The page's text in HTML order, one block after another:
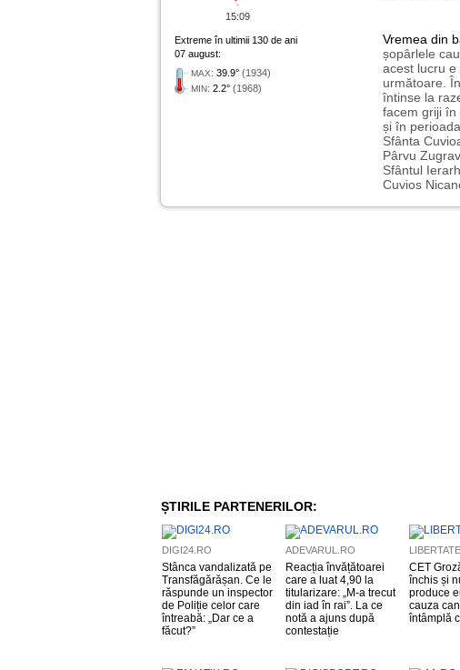
Extreme în ultimii 130 de ani
07 august:
MAX: 39.9° (1934)
MIN: 2.2° (1968)
Vremea din
șopârlele
acest lucru
următoare.
întinse la
facem griji în
și în
Sfânta
Pârvu
Sfântul
Cuvios
15:09
ȘTIRILE PARTENERILOR:
DIGI24.RO
Stânca vandalizată pe
Transfăgărășan. Ce le
răspunde un inspector
de Poliție celor care
întreabă: „Dar ce a
făcut?”
ADEVARUL.RO
Reacția învățătoarei
care a luat 4,90 la
titularizare: „M-a trecut
din iad în rai”. La ce
notă a ajuns după
contestație
CET
închis și
produce
cauza
întâmplă